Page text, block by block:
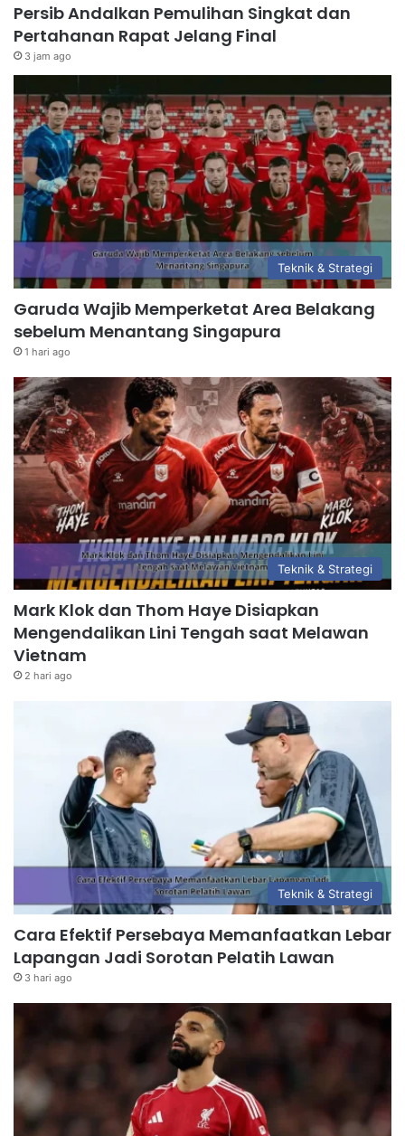
Persib Andalkan Pemulihan Singkat dan
Pertahanan Rapat Jelang Final
3 jam ago
Teknik & Strategi
Garuda Wajib Memperketat Area Belakang
sebelum Menantang Singapura
1 hari ago
Teknik & Strategi
Mark Klok dan Thom Haye Disiapkan
Mengendalikan Lini Tengah saat Melawan
Vietnam
2 hari ago
Teknik & Strategi
Cara Efektif Persebaya Memanfaatkan Lebar
Lapangan Jadi Sorotan Pelatih Lawan
3 hari ago